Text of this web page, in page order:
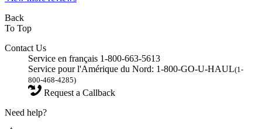
Back
To Top
Contact Us
Service en français 1-800-663-5613
Service pour l'Amérique du Nord: 1-800-GO-U-HAUL(1-
800-468-4285)
Request a Callback
Need help?